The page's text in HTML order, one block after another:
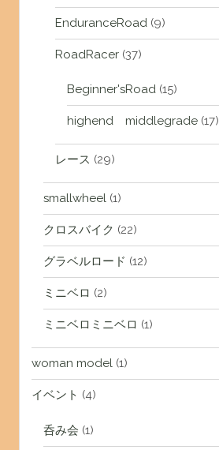
EnduranceRoad(9)
RoadRacer(37)
Beginner'sRoad(15)
highend middlegrade(17)
レース (29)
smallwheel(1)
クロスバイク (22)
グラベルロード (12)
ミニベロ (2)
ミニベロミニベロ (1)
woman model(1)
イベント (4)
呑み会 (1)